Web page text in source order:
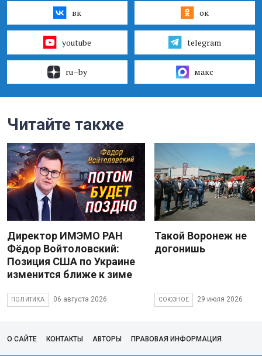
вк ок
youtube telegram
ru–by макс
Читайте также
Директор ИМЭМО РАН
Фёдор Войтоловский:
Позиция США по Украине
изменится ближе к зиме
ПОЛИТИКА 06 августа 2026
Такой Воронеж не
догонишь
СОЮЗНОЕ 29 июля 2026
О САЙТЕ КОНТАКТЫ АВТОРЫ ПРАВОВАЯ ИНФОРМАЦИЯ